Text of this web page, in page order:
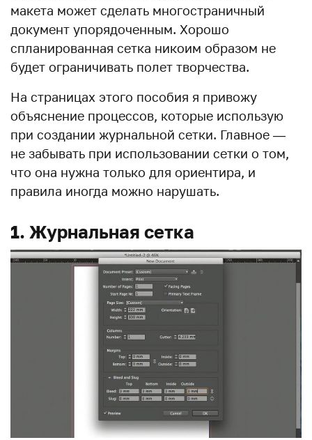
макета может сделать многостраничный
документ упорядоченным. Хорошо
спланированная сетка никоим образом не
будет ограничивать полет творчества.
На страницах этого пособия я привожу
объяснение процессов, которые использую
при создании журнальной сетки. Главное —
не забывать при использовании сетки о том,
что она нужна только для ориентира, и
правила иногда можно нарушать.
1. Журнальная сетка